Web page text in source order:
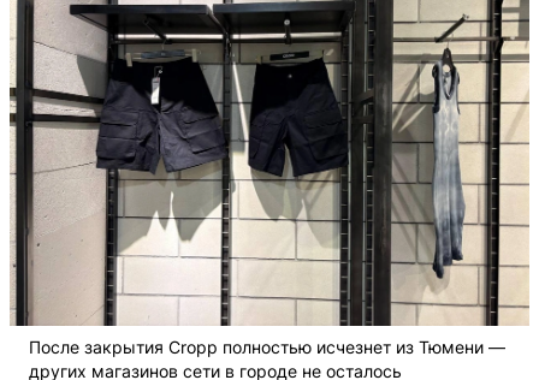
После закрытия Cropp полностью исчезнет из Тюмени —
других магазинов сети в городе не осталось